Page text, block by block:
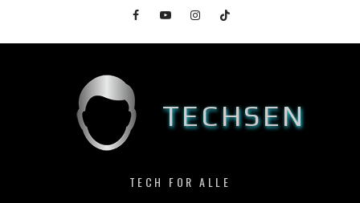
content
FacebookYouTubeInstagramTikTok
TECHSEN
TECH FOR ALLE